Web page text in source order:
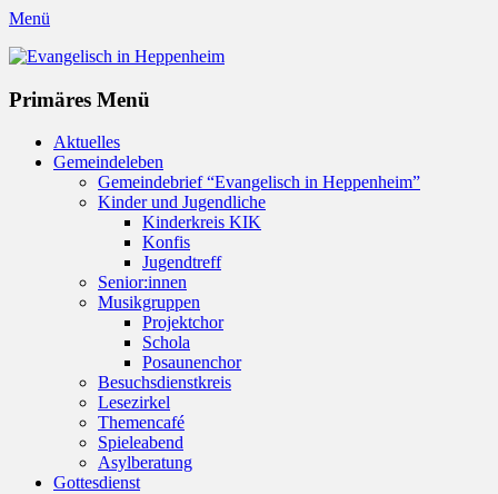
Menü
Evangelisch in Heppenheim
Primäres Menü
Zum
Inhalt
Aktuelles
Gemeindeleben
Gemeindebrief “Evangelisch in Heppenheim”
Kinder und Jugendliche
Kinderkreis KIK
Konfis
Jugendtreff
Senior:innen
Musikgruppen
Projektchor
Schola
Posaunenchor
Besuchsdienstkreis
Lesezirkel
Themencafé
Spieleabend
Asylberatung
Gottesdienst